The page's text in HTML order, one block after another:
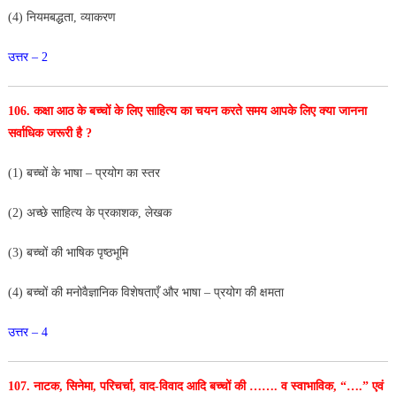
(4) नियमबद्धता, व्याकरण
उत्तर – 2
106. कक्षा आठ के बच्चों के लिए साहित्य का चयन करतेसमय आपके लिए क्या जानना
सर्वाधिक जरूरी है ?
(1) बच्चों के भाषा – प्रयोग का स्तर
(2) अच्छे साहित्य के प्रकाशक, लेखक
(3) बच्चों की भाषिक पृष्ठभूमि
(4) बच्चों की मनोवैज्ञानिक विशेषताएँ और भाषा – प्रयोग की क्षमता
उत्तर – 4
107. नाटक, सिनेमा, परिचर्चा, वाद-विवाद आदि बच्चों की …….व स्वाभाविक, “….” एवं